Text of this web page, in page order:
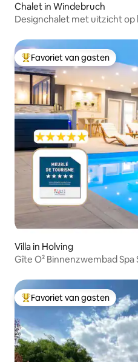
Chalet in Windebruch
Designchalet met uitzicht op
Topfavoriet van gasten
Favoriet van gasten
Villa in Holving
Gîte O² Binnenzwembad Spa
Topfavoriet van gasten
Favoriet van gasten